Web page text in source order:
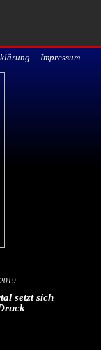
Impressum
setzt sich